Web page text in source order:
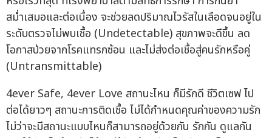
สม่ำเสมอและต่อเนื่อง จะช่วยลดปริมาณไวรัสในเลือดจนอยู่ใน
ระดับตรวจไม่พบเชื้อ (Undetectable) สุขภาพจะดีขึ้น ลด
โอกาสป่วยจากโรคแทรกซ้อน และไม่ส่งต่อเชื้อสู่คนรักหรือคู่
(Untransmittable)
4ever Safe, 4ever Love สถานะไหน ก็มีรักดี ชีวิตเซฟ ไป
ต่อได้ยาวๆ สถานะการติดเชื้อ ไม่ได้กำหนดคุณค่าของความรัก
ไม่ว่าจะมีสถานะแบบไหนก็สามารถอยู่ด้วยกัน รักกัน ดูแลกัน